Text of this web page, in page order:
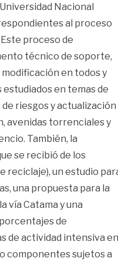
Nacional
al proceso
proceso de
técnico de soporte,
en todos y
en temas de
riesgos y actualización
avenidas torrenciales y
También, la
se recibió de los
reciclaje), un estudio
una propuesta para la
vía Catama y una
de
de actividad intensiva en
componentes sujetos a